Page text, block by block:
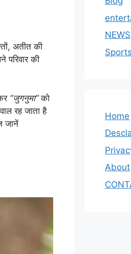
अतीत की
की
“जुगनुमा”को
रह जाता है
जानें
NEWS
Sports
Home
About